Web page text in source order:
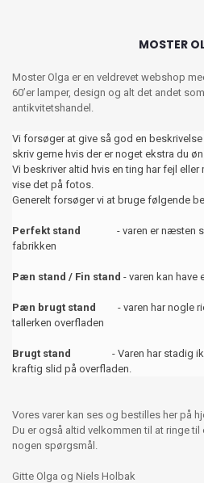
MOSTER
Moster Olga er en veldrevet webshop
60’er lamper, design og alt det andet
antikvitetshandel.
Vi forsøger at give så god en
skriv gerne hvis der er noget ekstra du
Vi beskriver altid hvis en ting har fejl
vise det på fotos.
Generelt forsøger vi at bruge følgende
Perfekt stand - varen er næsten
fabrikken
Pæn stand / Fin stand - varen kan
Pæn brugt stand
- varen har nogle
tallerken overfladen
Brugt stand
- Varen har stadig
kraftig slid på overfladen.
Vores varer kan ses og bestilles her på
Du er også altid velkommen til at ringe til
nogen spørgsmål.
Gitte Olga og Niels Holbak